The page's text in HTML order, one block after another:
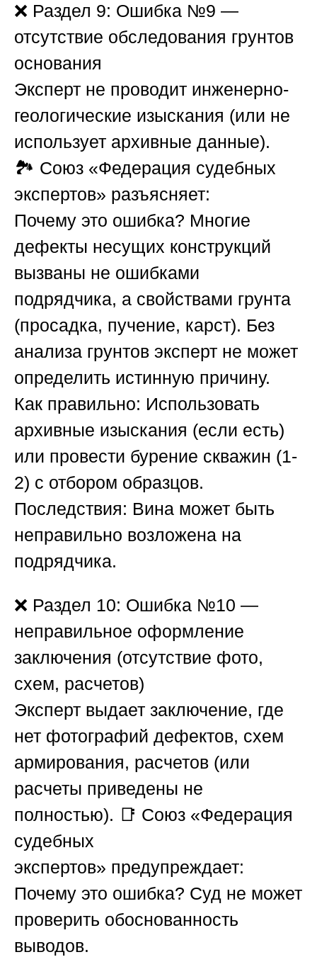
❌ Раздел 9: Ошибка №9 —
отсутствие обследования грунтов
основания
Эксперт не проводит инженерно-
геологические изыскания (или не
использует архивные данные).
🏞️ Союз «Федерация судебных
экспертов» разъясняет:
Почему это ошибка? Многие
дефекты несущих конструкций
вызваны не ошибками
подрядчика, а свойствами грунта
(просадка, пучение, карст). Без
анализа грунтов эксперт не может
определить истинную причину.
Как правильно: Использовать
архивные изыскания (если есть)
или провести бурение скважин (1-
2) с отбором образцов.
Последствия: Вина может быть
неправильно возложена на
подрядчика.
❌ Раздел 10: Ошибка №10 —
неправильное оформление
заключения (отсутствие фото,
схем, расчетов)
Эксперт выдает заключение, где
нет фотографий дефектов, схем
армирования, расчетов (или
расчеты приведены не
полностью). 📑 Союз «Федерация
судебных
экспертов» предупреждает:
Почему это ошибка? Суд не может
проверить обоснованность
выводов.